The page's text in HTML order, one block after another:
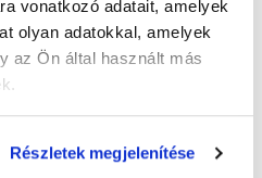
vonatkozó adatait, amelyek
olyan adatokkal, amelyek
az Ön által használt más
Részletek megjelenítése
09-18